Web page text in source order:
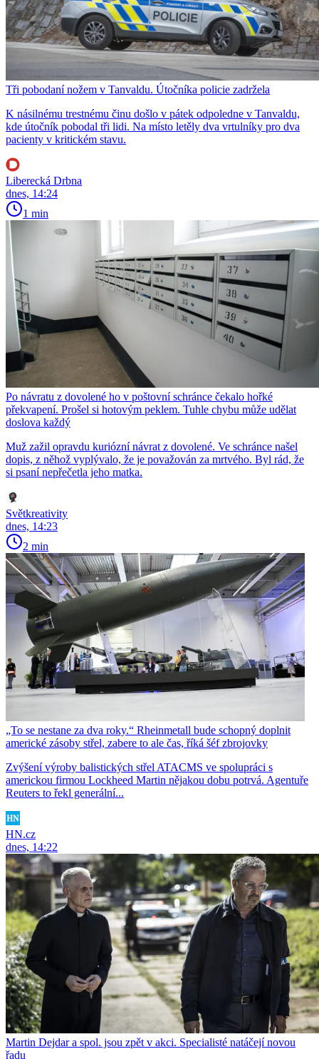
Tři pobodaní nožem v Tanvaldu. Útočníka policie zadržela
K násilnému trestnému činu došlo v pátek odpoledne v Tanvaldu,
kde útočník pobodal tři lidi. Na místo letěly dva vrtulníky pro dva
pacienty v kritickém stavu.
Liberecká Drbna
dnes, 14:24
1 min
Po návratu z dovolené ho v poštovní schránce čekalo hořké
překvapení. Prošel si hotovým peklem. Tuhle chybu může udělat
doslova každý
Muž zažil opravdu kuriózní návrat z dovolené. Ve schránce našel
dopis, z něhož vyplývalo, že je považován za mrtvého. Byl rád, že
si psaní nepřečetla jeho matka.
Světkreativity
dnes, 14:23
2 min
„To se nestane za dva roky.“ Rheinmetall bude schopný doplnit
americké zásoby střel, zabere to ale čas, říká šéf zbrojovky
Zvýšení výroby balistických střel ATACMS ve spolupráci s
americkou firmou Lockheed Martin nějakou dobu potrvá. Agentuře
Reuters to řekl generální...
HN.cz
dnes, 14:22
Martin Dejdar a spol. jsou zpět v akci. Specialisté natáčejí novou
řadu